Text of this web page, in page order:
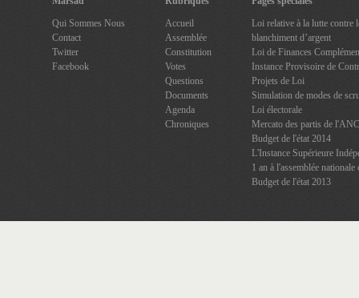
Qui Sommes Nous
Contact
Twitter
Facebook
Accueil
Assemblée
Constitution
Votes
Questions
Documents
Agenda
Chroniques
Loi relative à la lutte contre
blanchiment d’argent
Loi de Finances
Instance Provisoire de
Projets de Loi
Simulation de modes de
Loi électorale
Mercato des partis de l'ANC
Budget de l'état 2014
L'Instance Supérieure
1 an à l'assemblée nationale
Budget de l'état 2013